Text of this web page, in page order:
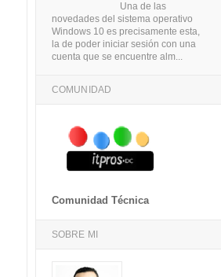
Una de las
novedades del sistema operativo
Windows 10 es precisamente esta,
la de poder iniciar sesión con una
cuenta que se encuentre alm...
COMUNIDAD
Comunidad Técnica
SOBRE MI